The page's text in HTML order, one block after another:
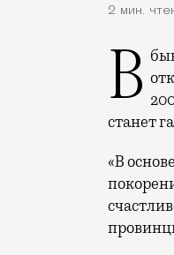
2 мин.
В бывшем здании казино Golden Palace на 3-й улице Ямского Поля в декабре
станет
«В